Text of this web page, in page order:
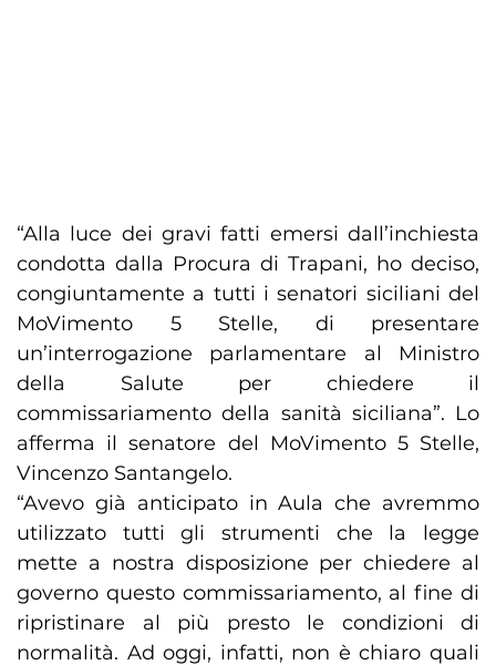
“Alla luce dei gravi fatti emersi dall’inchiesta
condotta dalla Procura di Trapani, ho deciso,
congiuntamente a tutti i senatori siciliani del
MoVimento 5 Stelle, di presentare
un’interrogazione parlamentare al Ministro
della Salute per chiedere il
commissariamento della sanità siciliana”. Lo
afferma il senatore del MoVimento 5 Stelle,
Vincenzo Santangelo.
“Avevo già anticipato in Aula che avremmo
utilizzato tutti gli strumenti che la legge
mette a nostra disposizione per chiedere al
governo questo commissariamento, al fine di
ripristinare al più presto le condizioni di
normalità. Ad oggi, infatti, non è chiaro quali